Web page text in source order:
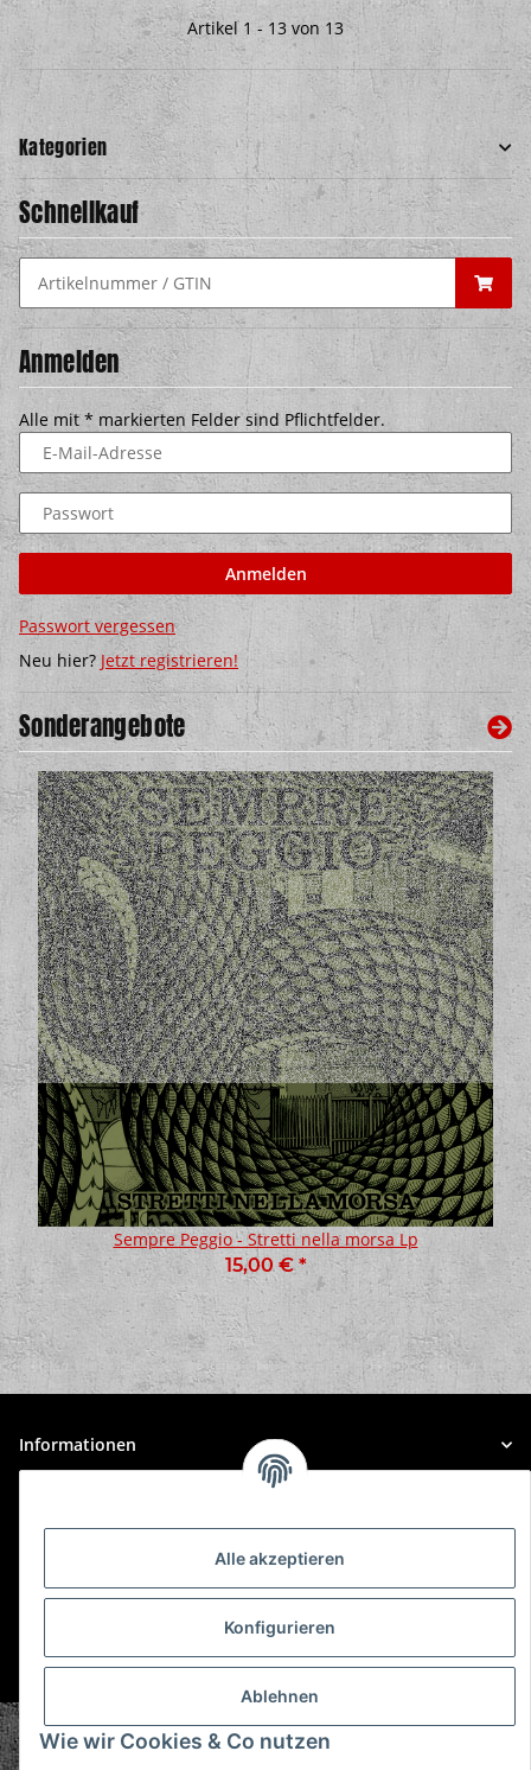
Artikel 1 - 13 von 13
Kategorien
Schnellkauf
Anmelden
Alle mit * markierten Felder sind Pflichtfelder.
E-Mail-Adresse
Passwort
Anmelden
Passwort vergessen
Neu hier? Jetzt registrieren!
Sonderangebote
Sempre Peggio - Stretti nella morsa Lp
15,00 €*
Informationen
* Alle Preise inkl. gesetzlicher USt., zzgl.Versand
© Plastic Bomb GmbH
Alle akzeptieren
Konfigurieren
Ablehnen
Wie wir Cookies & Co nutzen